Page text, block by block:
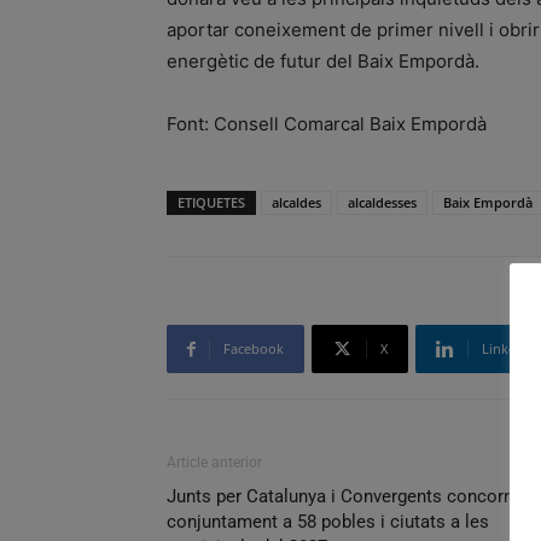
aportar coneixement de primer nivell i
energètic de futur del Baix Empordà.
Font: Consell Comarcal Baix Empordà
ETIQUETES alcaldes alcaldesses Baix Empordà
Facebook X Linkedin
Article anterior
Junts per Catalunya i Convergents concorreran
conjuntament a 58 pobles i ciutats a les